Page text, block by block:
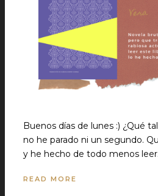
Buenos días de lunes :) ¿Qué
no he parado ni un segundo.
y he hecho de todo menos leer.
READ MORE